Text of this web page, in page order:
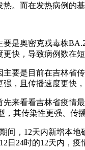
。而在发热病例的
是奥密克戎毒株
快，导致病例数在短
要是目前在吉林省
，且传播速度更快
来看看吉林省疫情
，其传染性更强、传
间，12天内新增本
日24时的12天内，